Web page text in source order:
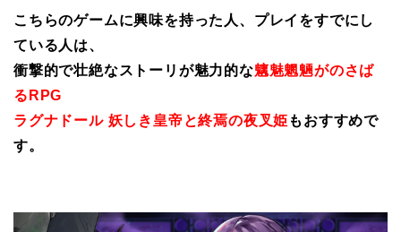
こちらのゲームに興味を持った人、プレイをすでにし
ている人は、
衝撃的で壮絶なストーリが魅力的な魑魅魍魎がのさば
るRPG
ラグナドール 妖しき皇帝と終焉の夜叉姫 もおすすめで
す。